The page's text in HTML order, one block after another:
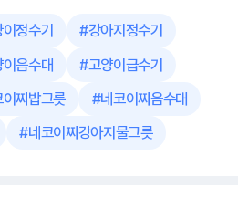
정수기 #강아지정수기
음수대 #고양이급수기
이찌밥그릇 #네코이찌음수대
#네코이찌강아지물그릇